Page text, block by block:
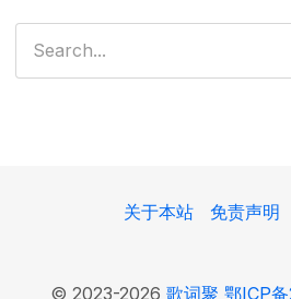
关于本站 免责声明
© 2023-2026 歌词聚 鄂ICP